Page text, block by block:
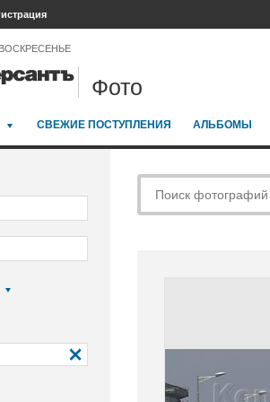
Фото
СВЕЖИЕ ПОСТУПЛЕНИЯ АЛЬБОМЫ